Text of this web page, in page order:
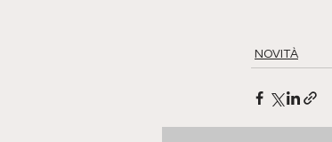
NOVITÀ